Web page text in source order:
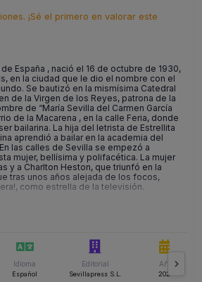
¡Sé el primero en valorar este
España , nació el 16 de octubre de 1930,
en la ciudad que le dio el nombre con el
Se bautizó en la mismísima Catedral
de la Virgen de los Reyes, patrona de la
de “María Sevilla del Carmen García
de la Macarena , en la calle Feria, donde
bailarina. La hija del letrista de Estrellita
aprendió a bailar en la academia del
las calles de Sevilla se empezó a
mujer, bellísima y polifacética. La mujer
y a Charlton Heston, que triunfó en la
tras unos años alejada de los focos,
como estrella de la televisión.
Idioma
Español
Editorial
Sevillapress S.L.
Año
2021